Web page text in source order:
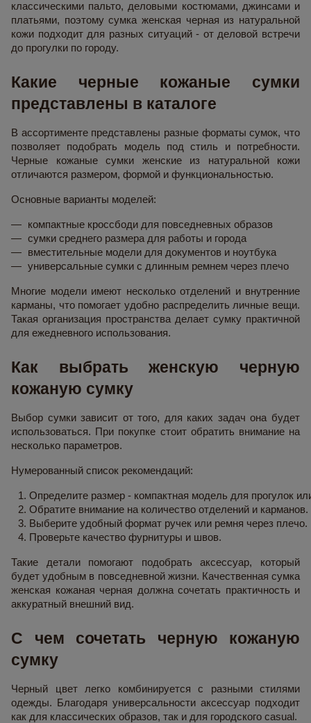
классическими пальто, деловыми костюмами, джинсами и
платьями, поэтому сумка женская черная из натуральной
кожи подходит для разных ситуаций - от деловой встречи
до прогулки по городу.
Какие черные кожаные сумки
представлены в каталоге
В ассортименте представлены разные форматы сумок, что
позволяет подобрать модель под стиль и потребности.
Черные кожаные сумки женские из натуральной кожи
отличаются размером, формой и функциональностью.
Основные варианты моделей:
компактные кроссбоди для повседневных образов
сумки среднего размера для работы и города
вместительные модели для документов и ноутбука
универсальные сумки с длинным ремнем через плечо
Многие модели имеют несколько отделений и внутренние
карманы, что помогает удобно распределить личные вещи.
Такая организация пространства делает сумку практичной
для ежедневного использования.
Как выбрать женскую черную
кожаную сумку
Выбор сумки зависит от того, для каких задач она будет
использоваться. При покупке стоит обратить внимание на
несколько параметров.
Нумерованный список рекомендаций:
Определите размер - компактная модель для прогулок
Обратите внимание на количество отделений и карманов.
Выберите удобный формат ручек или ремня через плечо.
Проверьте качество фурнитуры и швов.
Такие детали помогают подобрать аксессуар, который
будет удобным в повседневной жизни. Качественная сумка
женская кожаная черная должна сочетать практичность и
аккуратный внешний вид.
С чем сочетать черную кожаную
сумку
Черный цвет легко комбинируется с разными стилями
одежды. Благодаря универсальности аксессуар подходит
как для классических образов, так и для городского casual.